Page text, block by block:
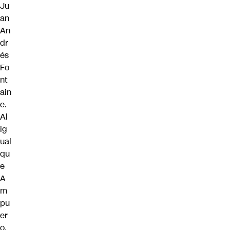
Ju
an
An
dr
és
Fo
nt
ain
e.
Al
ig
ual
qu
e
A
m
pu
er
o,